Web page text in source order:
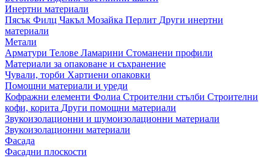
Инертни материали
Пясък Филц Чакъл Мозайкa Перлит Други инертни
материали
Метали
Арматури Телове Ламарини Стоманени профили
Материали за опаковане и съхранение
Чували, торби Хартиени опаковки
Помощни материали и уреди
Кофражни елементи Фолиа Строителни стълби Строителни
кофи, корита Други помощни материали
Звукоизолационни и шумоизолационни материали
Звукоизолационни материали
Фасада
Фасадни плоскости